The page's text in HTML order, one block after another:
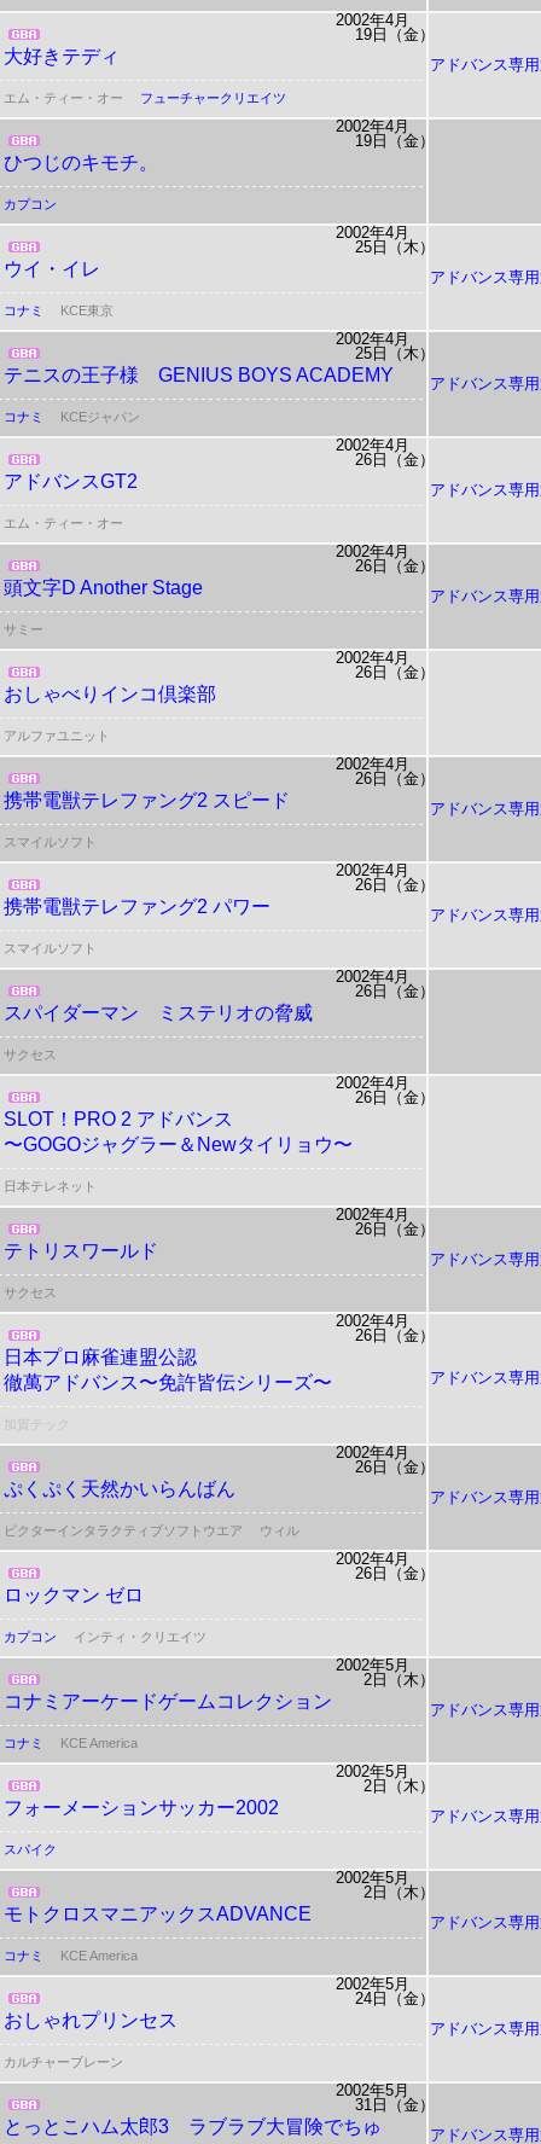
2002年4月
19日（金）
大好きテディ アドバンス専
エム・ティー・オー フューチャークリエイツ
2002年4月
19日（金）
ひつじのキモチ。
カプコン
2002年4月
25日（木）
ウイ・イレ アドバンス専
コナミ KCE東京
2002年4月
25日（木）
テニスの王子様 GENIUS BOYS ACADEMY アドバンス専
コナミ KCEジャパン
2002年4月
26日（金）
アドバンスGT2 アドバンス専
エム・ティー・オー
2002年4月
26日（金）
頭文字D Another Stage アドバンス専
サミー
2002年4月
26日（金）
おしゃべりインコ倶楽部
アルファユニット
2002年4月
26日（金）
携帯電獣テレファング2 スピード アドバンス専
スマイルソフト
2002年4月
26日（金）
携帯電獣テレファング2 パワー アドバンス専
スマイルソフト
2002年4月
26日（金）
スパイダーマン ミステリオの脅威
サクセス
2002年4月
26日（金）
SLOT！PRO 2 アドバンス
〜GOGOジャグラー＆Newタイリョウ〜
日本テレネット
2002年4月
26日（金）
テトリスワールド アドバンス専
サクセス
2002年4月
26日（金）
日本プロ麻雀連盟公認
徹萬アドバンス〜免許皆伝シリーズ〜
アドバンス専
加賀テック
2002年4月
26日（金）
ぷくぷく天然かいらんばん アドバンス専
ビクターインタラクティブソフトウエア ウィル
2002年4月
26日（金）
ロックマン ゼロ
カプコン インティ・クリエイツ
2002年5月
2日（木）
コナミアーケードゲームコレクション アドバンス専
コナミ KCE America
2002年5月
2日（木）
フォーメーションサッカー2002 アドバンス専
スパイク
2002年5月
2日（木）
モトクロスマニアックスADVANCE アドバンス専
コナミ KCE America
2002年5月
24日（金）
おしゃれプリンセス アドバンス専
カルチャーブレーン
2002年5月
31日（金）
とっとこハム太郎3 ラブラブ大冒険でちゅ アドバンス専